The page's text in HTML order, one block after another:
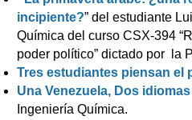
incipiente?” del estudiante
Química del curso CSX-394
poder político” dictado por la
Tres estudiantes piensan el
Una Venezuela, Dos idiomas
Ingeniería Química.